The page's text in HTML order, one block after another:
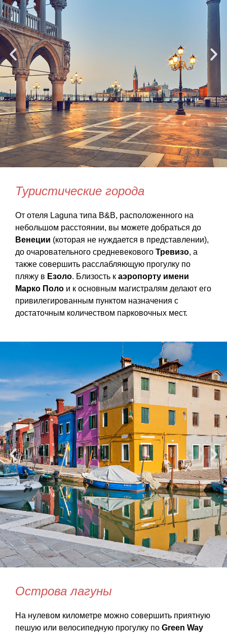
Туристические города
От отеля Laguna типа B&B, расположенного на
небольшом расстоянии, вы можете добраться до
Венеции (которая не нуждается в представлении),
до очаровательного средневекового Тревизо, а
также совершить расслабляющую прогулку по
пляжу в Езоло. Близость к аэропорту имени
Марко Поло и к основным магистралям делают его
привилегированным пунктом назначения с
достаточным количеством парковочных мест.
Острова лагуны
На нулевом километре можно совершить приятную
пешую или велосипедную прогулку по Green Way